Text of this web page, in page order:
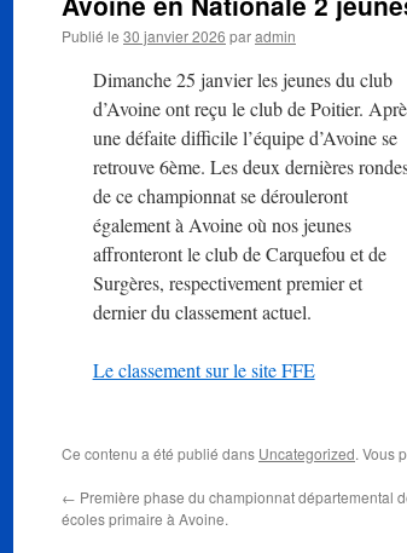
Publié le 30 janvier 2026 paradmin
Dimanche 25 janvier les jeunes du club
d’Avoine ont reçu le club de Poitier.
une défaite difficile l’équipe d’Avoine se
retrouve 6ème. Les deux dernières
de ce championnat se dérouleront
également à Avoine où nos jeunes
affronteront le club de Carquefou et de
Surgères, respectivement premier et
dernier du classement actuel.
Le classement sur le site FFE
Ce contenu a été publié dans Uncategorized. Vous
← Première phase du championnat départemental
écoles primaire à Avoine.